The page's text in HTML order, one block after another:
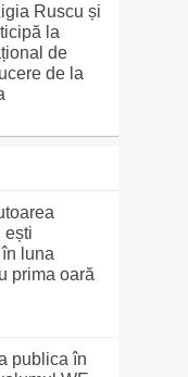
Ruscu și
la
de
de la
ești
luna
prima oară
publica în